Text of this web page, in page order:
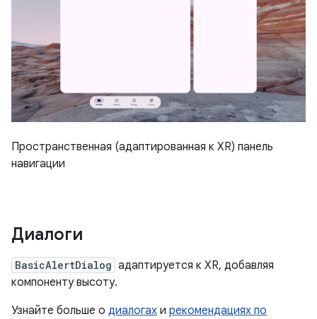
Пространственная (адаптированная к XR) панель
навигации
Диалоги
BasicAlertDialog адаптируется к XR, добавляя
компоненту высоту.
Узнайте больше о диалогах и рекомендациях по